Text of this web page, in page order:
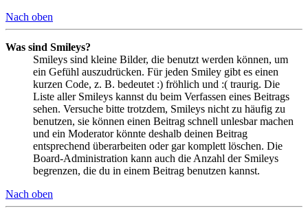
Nach oben
Was sind Smileys?
Smileys sind kleine Bilder, die benutzt werden können, um
ein Gefühl auszudrücken. Für jeden Smiley gibt es einen
kurzen Code, z. B. bedeutet :) fröhlich und :( traurig. Die
Liste aller Smileys kannst du beim Verfassen eines Beitrags
sehen. Versuche bitte trotzdem, Smileys nicht zu häufig zu
benutzen, sie können einen Beitrag schnell unlesbar machen
und ein Moderator könnte deshalb deinen Beitrag
entsprechend überarbeiten oder gar komplett löschen. Die
Board-Administration kann auch die Anzahl der Smileys
begrenzen, die du in einem Beitrag benutzen kannst.
Nach oben